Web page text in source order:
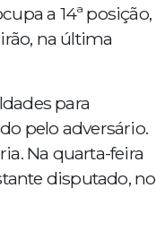
a 14ª posição,
na última
para
pelo adversário.
Na quarta-feira
disputado, no